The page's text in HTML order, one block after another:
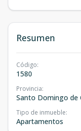
Resumen
Código:
1580
Provincia:
Santo Domingo de
Tipo de inmueble:
Apartamentos